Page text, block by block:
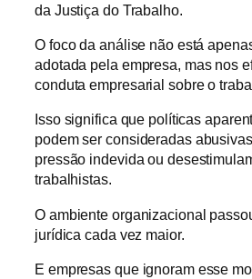
da Justiça do Trabalho.
O foco da análise não está
adotada pela empresa, mas nos
conduta empresarial sobre o
Isso significa que políticas
podem ser consideradas
pressão indevida ou
trabalhistas.
O ambiente organizacional
jurídica cada vez maior.
E empresas que ignoram esse